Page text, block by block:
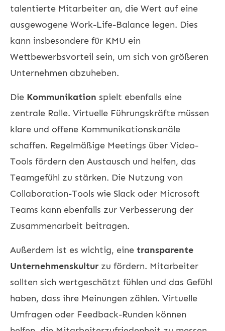
talentierte Mitarbeiter an, die Wert auf eine
ausgewogene Work-Life-Balance legen. Dies
kann insbesondere für KMU ein
Wettbewerbsvorteil sein, um sich von größeren
Unternehmen abzuheben.
Die Kommunikation spielt ebenfalls eine
zentrale Rolle. Virtuelle Führungskräfte müssen
klare und offene Kommunikationskanäle
schaffen. Regelmäßige Meetings über Video-
Tools fördern den Austausch und helfen, das
Teamgefühl zu stärken. Die Nutzung von
Collaboration-Tools wie Slack oder Microsoft
Teams kann ebenfalls zur Verbesserung der
Zusammenarbeit beitragen.
Außerdem ist es wichtig, eine transparente
Unternehmenskultur zu fördern. Mitarbeiter
sollten sich wertgeschätzt fühlen und das Gefühl
haben, dass ihre Meinungen zählen. Virtuelle
Umfragen oder Feedback-Runden können